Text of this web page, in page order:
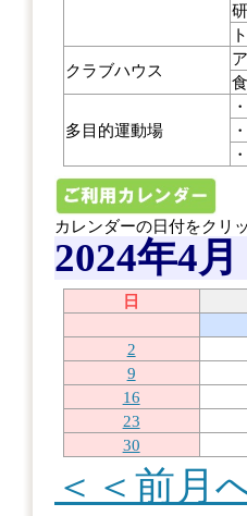
クラブハウス
多目的運動場
カレンダーの日付をクリ
2024年4月
日
2
9
16
23
30
＜＜前月